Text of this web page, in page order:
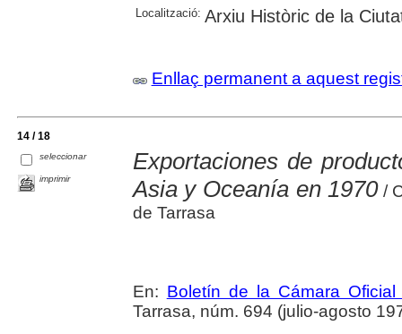
Localització: Arxiu Històric de la
Enllaç permanent a aquest
14 / 18
seleccionar
imprimir
Exportaciones de
Asia y Oceanía en 1970/
de Tarrasa
En: Boletín de la Cámara
Tarrasa, núm. 694 (julio-agosto